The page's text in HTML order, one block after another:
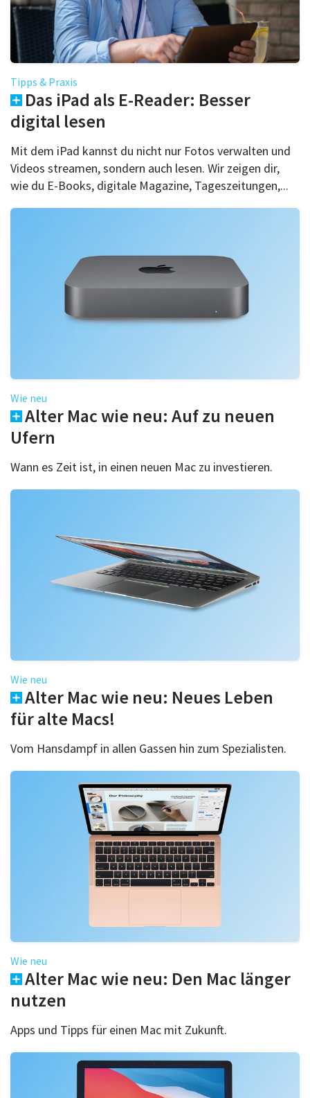
Tipps & Praxis
Das iPad als E-Reader: Besser
digital lesen
Mit dem iPad kannst du nicht nur Fotos verwalten und
Videos streamen, sondern auch lesen. Wir zeigen dir,
wie du E-Books, digitale Magazine, Tageszeitungen,...
Wie neu
Alter Mac wie neu: Auf zu neuen
Ufern
Wann es Zeit ist, in einen neuen Mac zu investieren.
Wie neu
Alter Mac wie neu: Neues Leben
für alte Macs!
Vom Hansdampf in allen Gassen hin zum Spezialisten.
Wie neu
Alter Mac wie neu: Den Mac länger
nutzen
Apps und Tipps für einen Mac mit Zukunft.